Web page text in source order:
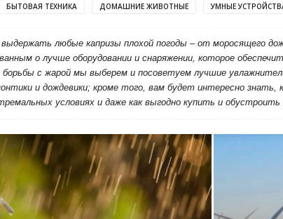
БЫТОВАЯ ТЕХНИКА ДОМАШНИЕ ЖИВОТНЫЕ УМНЫЕ
выдержать любые капризы плохой погоды – от моросящего
о лучше оборудовании и снаряжении, которое
с жарой мы выберем и посоветуем лучшие
и дождевики; кроме того, вам будет интересно
условиях и даже как выгодно купить и